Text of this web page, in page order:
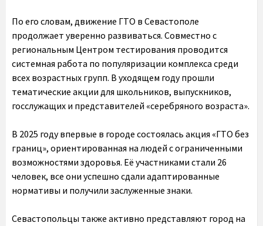
По его словам, движение ГТО в Севастополе
продолжает уверенно развиваться. Совместно с
региональным Центром тестирования проводится
системная работа по популяризации комплекса среди
всех возрастных групп. В уходящем году прошли
тематические акции для школьников, выпускников,
госслужащих и представителей «серебряного возраста».
В 2025 году впервые в городе состоялась акция «ГТО без
границ», ориентированная на людей с ограниченными
возможностями здоровья. Её участниками стали 26
человек, все они успешно сдали адаптированные
нормативы и получили заслуженные знаки.
Севастопольцы также активно представляют город на